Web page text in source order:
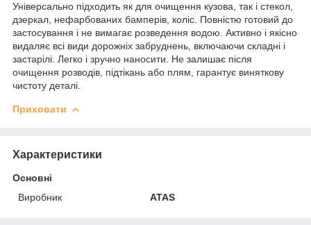
Універсально підходить як для очищення кузова, так і стекол,
дзеркал, нефарбованих бамперів, коліс. Повністю готовий до
застосування і не вимагає розведення водою. Активно і якісно
видаляє всі види дорожніх забруднень, включаючи складні і
застарілі. Легко і зручно наносити. Не залишає після
очищення розводів, підтікань або плям, гарантує виняткову
чистоту деталі.
Приховати
Характеристики
Основні
Виробник
ATAS